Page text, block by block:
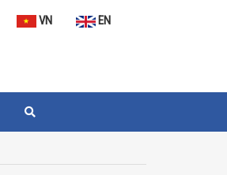
VN EN